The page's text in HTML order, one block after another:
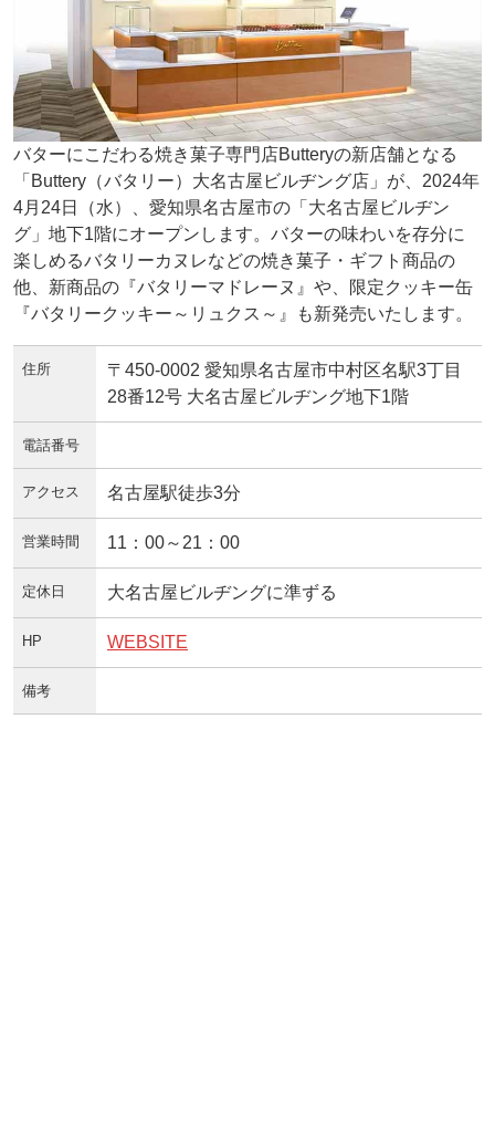
バターにこだわる焼き菓子専門店Butteryの新店舗となる
「Buttery（バタリー）大名古屋ビルヂング店」が、2024年
4月24日（水）、愛知県名古屋市の「大名古屋ビルヂン
グ」地下1階にオープンします。バターの味わいを存分に
楽しめるバタリーカヌレなどの焼き菓子・ギフト商品の
他、新商品の『バタリーマドレーヌ』や、限定クッキー缶
『バタリークッキー～リュクス～』も新発売いたします。
住所
〒450-0002 愛知県名古屋市中村区名駅3丁目
28番12号 大名古屋ビルヂング地下1階
電話番号
アクセス 名古屋駅徒歩3分
営業時間 11：00～21：00
定休日 大名古屋ビルヂングに準ずる
HP WEBSITE
備考